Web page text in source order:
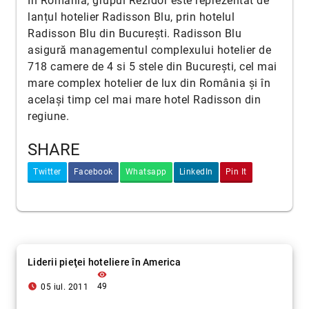
lanțul hotelier Radisson Blu, prin hotelul
Radisson Blu din București. Radisson Blu
asigură managementul complexului hotelier de
718 camere de 4 si 5 stele din București, cel mai
mare complex hotelier de lux din România și în
același timp cel mai mare hotel Radisson din
regiune.
SHARE
Twitter Facebook Whatsapp LinkedIn Pin It
Liderii pieţei hoteliere în America
access_time_filled 05 iul. 2011
visibility
49